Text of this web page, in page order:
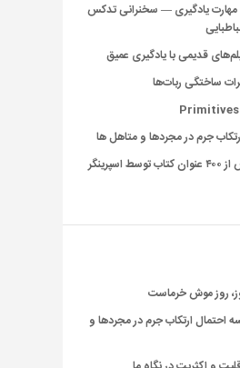
مهارت یادگیری — سخنرانی تدکس
قدیمی با یادگیری عمیق
ساختگی ربات‌ها
جرم در مجردها و متاهل ها
رایگان شدن بیش از ۴۰۰ عنوان کتاب توسط اسپرینگر
روز موش خرماست
احتمال ارتکاب جرم در مجردها و